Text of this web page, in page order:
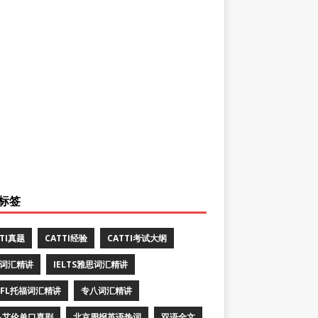
签
真题 CATTI经验 CATTI考试大纲
汇精讲 IELTS雅思词汇精讲
托福词汇精讲 专八词汇精讲